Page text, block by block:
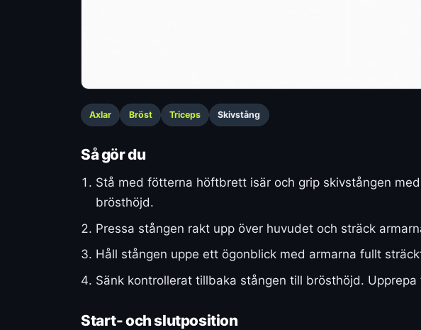
Axlar Bröst Triceps Skivstång
Så gör du
Stå med fötterna höftbrett isär och grip skivstången
brösthöjd.
Pressa stången rakt upp över huvudet och sträck
Håll stången uppe ett ögonblick med armarna fullt
Sänk kontrollerat tillbaka stången till brösthöjd.
Start- och slutposition